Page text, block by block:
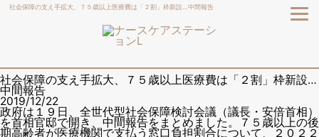
社会保障の支え手拡大、７５歳以上医療費は「２割」枠新設…中間報告
社会保障の支え手拡大、７５歳以上医療費は「２割」枠新設…
中間報告
2019/12/22
政府は１９日、全世代型社会保障検討会議（議長・安倍首相）
を首相官邸で開き、中間報告をまとめました。７５歳以上の後
期高齢者が医療機関で支払う窓口負担割合について、２０２２